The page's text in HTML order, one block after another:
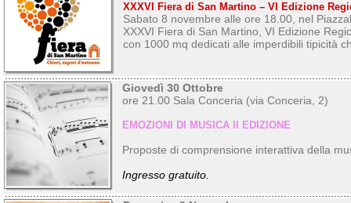
XXXVI Fiera di San Martino – VI Edizione
Sabato 8 novembre alle ore 18.00, nel
XXXVI Fiera di San Martino, VI Edizione
con 1000 mq dedicati alle imperdibili tipicità
Giovedì 30 Ottobre
ore 21.00 Sala Conceria (via Conceria, 2)
EMOZIONI DI MUSICA II EDIZIONE
Proposte di comprensione interattiva della
Ingresso gratuito.